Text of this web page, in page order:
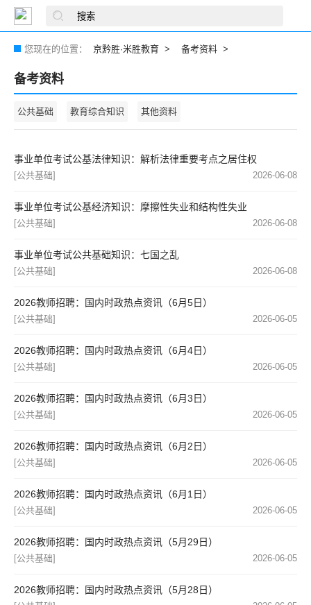
您现在的位置： 京黔胜·米胜教育 备考资料
备考资料
公共基础 教育综合知识 其他资料
[公共基础]
事业单位考试公基法律知识：解析法律重要考点之居住权
2026-06-08
[公共基础]
事业单位考试公基经济知识：摩擦性失业和结构性失业
2026-06-08
[公共基础]
事业单位考试公共基础知识：七国之乱
2026-06-08
[公共基础]
2026教师招聘：国内时政热点资讯（6月5日）
2026-06-05
[公共基础]
2026教师招聘：国内时政热点资讯（6月4日）
2026-06-05
[公共基础]
2026教师招聘：国内时政热点资讯（6月3日）
2026-06-05
[公共基础]
2026教师招聘：国内时政热点资讯（6月2日）
2026-06-05
[公共基础]
2026教师招聘：国内时政热点资讯（6月1日）
2026-06-05
[公共基础]
2026教师招聘：国内时政热点资讯（5月29日）
2026-06-05
2026教师招聘：国内时政热点资讯（5月28日）